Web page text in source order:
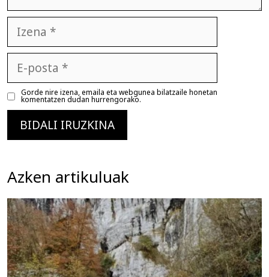
posta
Gorde nire izena, emaila eta webgunea bilatzaile honetan
komentatzen dudan hurrengorako.
Azken artikuluak